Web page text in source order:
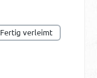
Fertig verleimt